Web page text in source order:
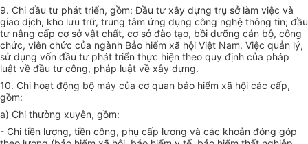
9. Chi đầu tư phát triển, gồm: Đầu tư xây dựng trụ sở làm việc và
giao dịch, kho lưu trữ, trung tâm ứng dụng công nghệ thông tin; đầu
tư nâng cấp cơ sở vật chất, cơ sở đào tạo, bồi dưỡng cán bộ, công
chức, viên chức của ngành Bảo hiểm xã hội Việt Nam. Việc quản lý,
sử dụng vốn đầu tư phát triển thực hiện theo quy định của pháp
luật về đầu tư công, pháp luật về xây dựng.
10. Chi hoạt động bộ máy của cơ quan bảo hiểm xã hội các cấp,
gồm:
a) Chi thường xuyên, gồm:
- Chi tiền lương, tiền công, phụ cấp lương và các khoản đóng góp